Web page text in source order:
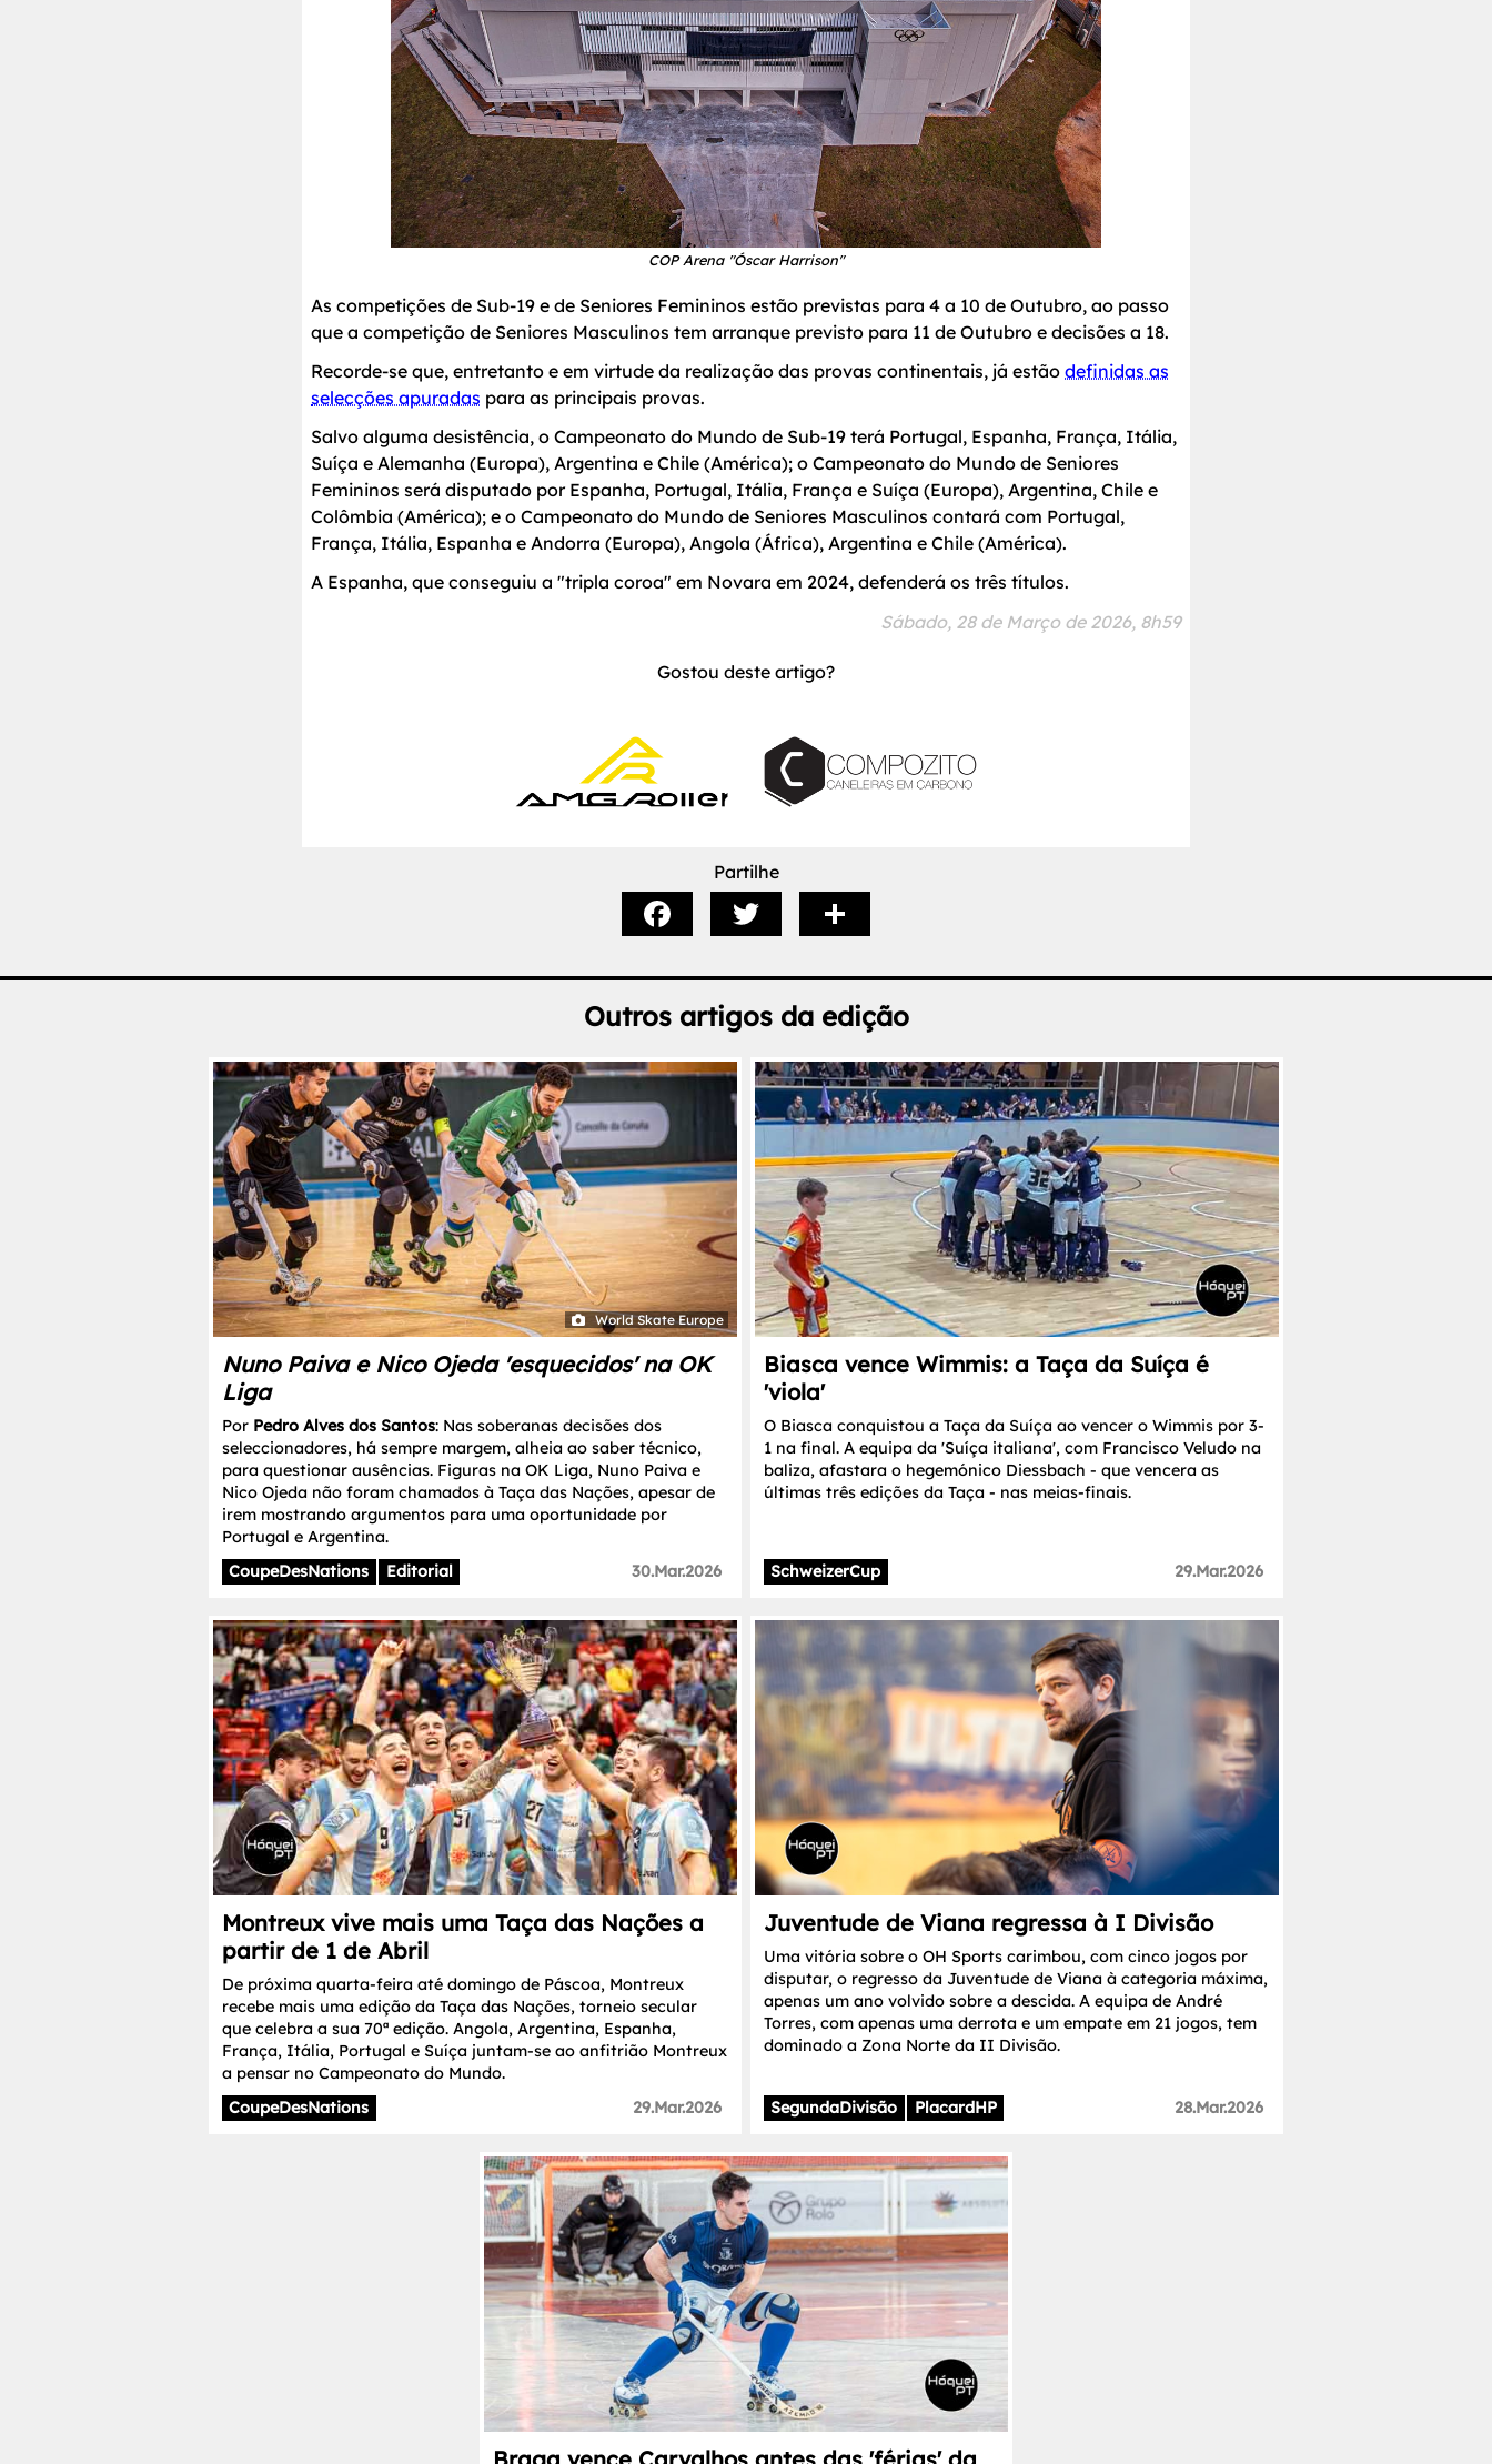
COP Arena "Óscar Harrison"
As competições de Sub-19 e de Seniores Femininos estão previstas para 4 a 10 de Outubro, ao passo
que a competição de Seniores Masculinos tem arranque previsto para 11 de Outubro e decisões a 18.
Recorde-se que, entretanto e em virtude da realização das provas continentais, já estão definidas as
selecções apuradas para as principais provas.
Salvo alguma desistência, o Campeonato do Mundo de Sub-19 terá Portugal, Espanha, França, Itália,
Suíça e Alemanha (Europa), Argentina e Chile (América); o Campeonato do Mundo de Seniores
Femininos será disputado por Espanha, Portugal, Itália, França e Suíça (Europa), Argentina, Chile e
Colômbia (América); e o Campeonato do Mundo de Seniores Masculinos contará com Portugal,
França, Itália, Espanha e Andorra (Europa), Angola (África), Argentina e Chile (América).
A Espanha, que conseguiu a "tripla coroa" em Novara em 2024, defenderá os três títulos.
Sábado, 28 de Março de 2026, 8h59
Gostou deste artigo?
Partilhe
Outros artigos da edição
World Skate Europe
Nuno Paiva e Nico Ojeda 'esquecidos' na OK
Liga
Por Pedro Alves dos Santos: Nas soberanas decisões dos
seleccionadores, há sempre margem, alheia ao saber técnico,
para questionar ausências. Figuras na OK Liga, Nuno Paiva e
Nico Ojeda não foram chamados à Taça das Nações, apesar de
irem mostrando argumentos para uma oportunidade por
Portugal e Argentina.
CoupeDesNations
Editorial 30.Mar.2026
Biasca vence Wimmis: a Taça da Suíça é
'viola'
O Biasca conquistou a Taça da Suíça ao vencer o Wimmis por 3-
1 na final. A equipa da 'Suíça italiana', com Francisco Veludo na
baliza, afastara o hegemónico Diessbach - que vencera as
últimas três edições da Taça - nas meias-finais.
SchweizerCup 29.Mar.2026
Montreux vive mais uma Taça das Nações a
partir de 1 de Abril
De próxima quarta-feira até domingo de Páscoa, Montreux
recebe mais uma edição da Taça das Nações, torneio secular
que celebra a sua 70ª edição. Angola, Argentina, Espanha,
França, Itália, Portugal e Suíça juntam-se ao anfitrião Montreux
a pensar no Campeonato do Mundo.
CoupeDesNations
29.Mar.2026
Juventude de Viana regressa à I Divisão
Uma vitória sobre o OH Sports carimbou, com cinco jogos por
disputar, o regresso da Juventude de Viana à categoria máxima,
apenas um ano volvido sobre a descida. A equipa de André
Torres, com apenas uma derrota e um empate em 21 jogos, tem
dominado a Zona Norte da II Divisão.
SegundaDivisão PlacardHP 28.Mar.2026